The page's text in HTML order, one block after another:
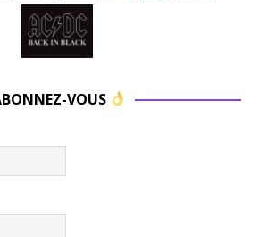
VOUS